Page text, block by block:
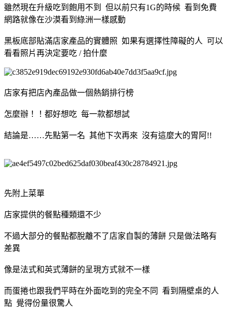
雖然現在升級吃到飽用不到 但以前只有1G的時候 看到免費
網路就像在沙漠看到綠洲一樣感動
黑板底部貼滿店家產品的實體照 如果有選擇性障礙的人 可以
看看照片再決定要吃 / 拍什麼
店家有把店內產品做一個熱銷排行榜
怎麼辦！！都好想吃 每一款都想試
結論是……先點第一名 其他下次再來 沒有這麼大的胃阿!!
先附上菜單
店家提供的餐點種類還不少
不過大部分的餐點都脫離不了店家自製的薄餅 只是做法略有
差異
像是法式和英式薄餅的呈現方式就不一樣
而蛋捲也跟我們平時在外面吃到的完全不同 看到隔壁桌的人
點 覺得份量很驚人